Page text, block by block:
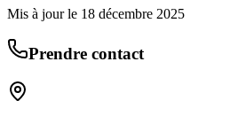
Mis à jour le 18 décembre 2025
Prendre contact